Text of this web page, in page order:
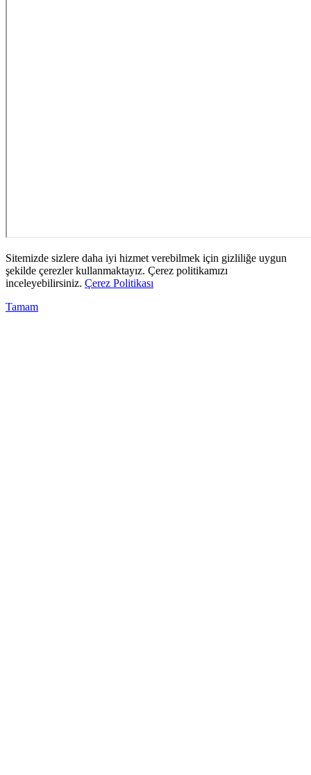
Sitemizde sizlere daha iyi hizmet verebilmek için gizliliğe uygun
şekilde çerezler kullanmaktayız. Çerez politikamızı
inceleyebilirsiniz. Çerez Politikası
Tamam